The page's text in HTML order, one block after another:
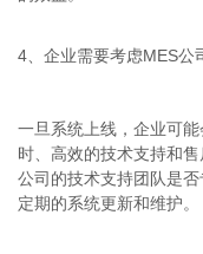
4、企业需要考虑MES公
一旦系统上线，企业可
时、高效的技术支持和
公司的技术支持团队是
定期的系统更新和维护。